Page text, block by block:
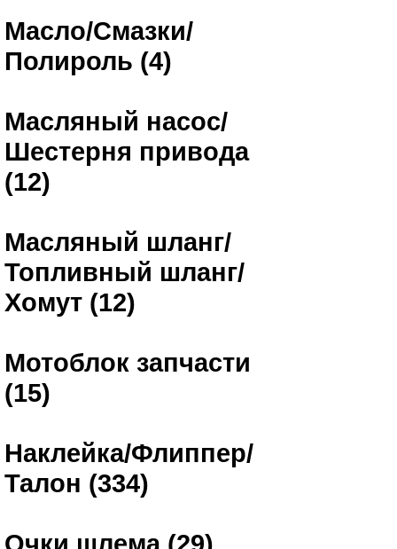
Масло/Смазки/
Полироль (4)
Масляный насос/
Шестерня привода
(12)
Масляный шланг/
Топливный шланг/
Хомут (12)
Мотоблок запчасти
(15)
Наклейка/Флиппер/
Талон (334)